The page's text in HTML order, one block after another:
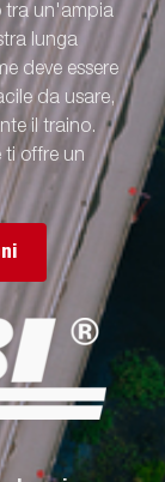
tra un'ampia
lunga
deve essere
da usare,
il traino.
ti offre un